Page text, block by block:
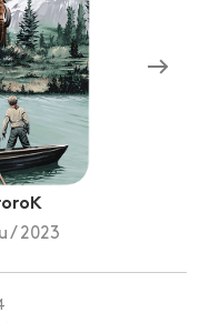
/ 2023